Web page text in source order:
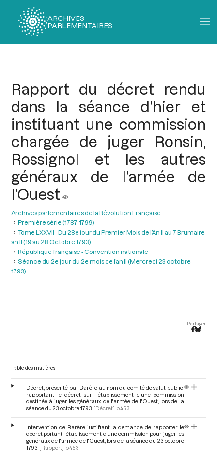
ARCHIVES
PARLEMENTAIRES
Rapport du décret rendu
dans la séance d’hier et
instituant une commission
chargée de juger Ronsin,
Rossignol et les autres
généraux de l’armée de
l’Ouest
Archives parlementaires de la Révolution Française
Première série (1787-1799)
Tome LXXVII - Du 28e jour du Premier Mois de l’An II au 7 Brumaire
an II (19 au 28 Octobre 1793)
République française - Convention nationale
Séance du 2e jour du 2e mois de l’an II (Mercredi 23 octobre
1793)
Partager
Table des matières
Décret, présenté par Barère au nom du comité de salut public,
rapportant le décret sur l'établissement d'une commission
destinée à juger les généraux de l'armée de l'Ouest, lors de la
séance du 23 octobre 1793 [Décret] p.453
Intervention de Barère justifiant la demande de rapporter le
décret portant l'établissement d'une commission pour juger les
généraux de l'armée de l'Ouest, lors de la séance du 23 octobre
1793 [Rapport] p.453